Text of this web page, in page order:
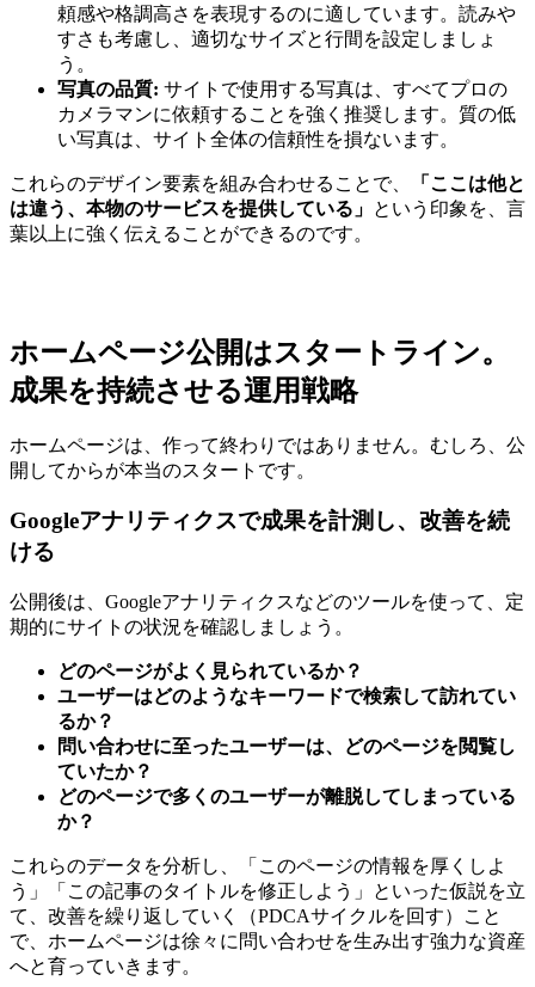
頼感や格調高さを表現するのに適しています。読みや
すさも考慮し、適切なサイズと行間を設定しましょ
う。
写真の品質: サイトで使用する写真は、すべてプロの
カメラマンに依頼することを強く推奨します。質の低
い写真は、サイト全体の信頼性を損ないます。
これらのデザイン要素を組み合わせることで、
「ここは他と
は違う、本物のサービスを提供している」 という印象を、言
葉以上に強く伝えることができるのです。
ホームページ公開はスタートライン。
成果を持続させる運用戦略
ホームページは、作って終わりではありません。むしろ、公
開してからが本当のスタートです。
Googleアナリティクスで成果を計測し、改善を続
ける
公開後は、Googleアナリティクスなどのツールを使って、定
期的にサイトの状況を確認しましょう。
どのページがよく見られているか？
ユーザーはどのようなキーワードで検索して訪れてい
るか？
問い合わせに至ったユーザーは、どのページを閲覧し
ていたか？
どのページで多くのユーザーが離脱してしまっている
か？
これらのデータを分析し、「このページの情報を厚くしよ
う」「この記事のタイトルを修正しよう」といった仮説を立
て、改善を繰り返していく（PDCAサイクルを回す）こと
で、ホームページは徐々に問い合わせを生み出す強力な資産
へと育っていきます。